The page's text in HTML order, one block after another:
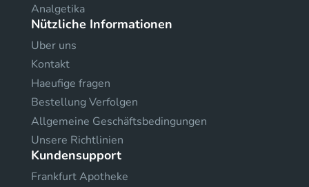
Analgetika
Nützliche Informationen
Uber uns
Kontakt
Haeufige fragen
Bestellung Verfolgen
Allgemeine Geschäftsbedingungen
Unsere Richtlinien
Kundensupport
Frankfurt Apotheke